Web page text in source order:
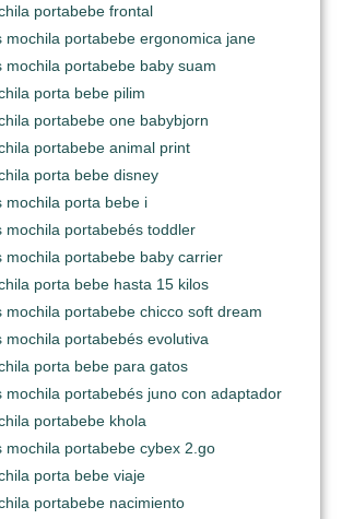
portabebe frontal
mochila portabebe ergonomica jane
mochila portabebe baby suam
porta bebe pilim
portabebe one babybjorn
portabebe animal print
porta bebe disney
mochila porta bebe i
mochila portabebés toddler
mochila portabebe baby carrier
porta bebe hasta 15 kilos
mochila portabebe chicco soft dream
mochila portabebés evolutiva
porta bebe para gatos
mochila portabebés juno con adaptador
portabebe khola
mochila portabebe cybex 2.go
porta bebe viaje
portabebe nacimiento